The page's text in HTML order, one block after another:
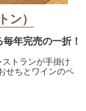
）
年完売の一折！
トランが手掛け
せちとワインのペ